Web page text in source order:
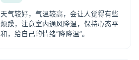
天气较好，气温较高，会让人觉得有些
烦躁，注意室内通风降温，保持心态平
和，给自己的情绪“降降温”。